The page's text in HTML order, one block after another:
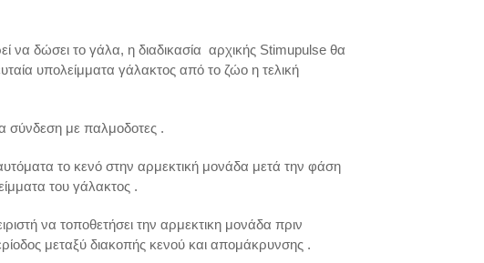
να δώσει το γάλα, η διαδικασία αρχικής Stimupulse θα
υπολείμματα γάλακτος από το ζώο η τελική
σύνδεση με παλμοδοτες .
το κενό στην αρμεκτική μονάδα μετά την φάση
του γάλακτος .
να τοποθετήσει την αρμεκτικη μονάδα πριν
μεταξύ διακοπής κενού και απομάκρυνσης .